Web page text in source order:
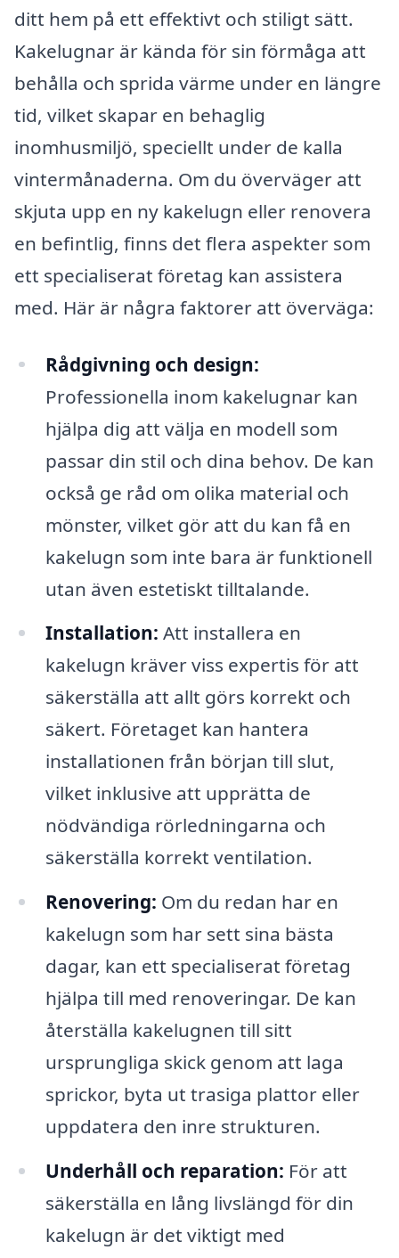
ditt hem på ett effektivt och stiligt sätt.
Kakelugnar är kända för sin förmåga att
behålla och sprida värme under en längre
tid, vilket skapar en behaglig
inomhusmiljö, speciellt under de kalla
vintermånaderna. Om du överväger att
skjuta upp en ny kakelugn eller renovera
en befintlig, finns det flera aspekter som
ett specialiserat företag kan assistera
med. Här är några faktorer att överväga:
Rådgivning och design:
Professionella inom kakelugnar kan
hjälpa dig att välja en modell som
passar din stil och dina behov. De kan
också ge råd om olika material och
mönster, vilket gör att du kan få en
kakelugn som inte bara är funktionell
utan även estetiskt tilltalande.
Installation: Att installera en
kakelugn kräver viss expertis för att
säkerställa att allt görs korrekt och
säkert. Företaget kan hantera
installationen från början till slut,
vilket inklusive att upprätta de
nödvändiga rörledningarna och
säkerställa korrekt ventilation.
Renovering: Om du redan har en
kakelugn som har sett sina bästa
dagar, kan ett specialiserat företag
hjälpa till med renoveringar. De kan
återställa kakelugnen till sitt
ursprungliga skick genom att laga
sprickor, byta ut trasiga plattor eller
uppdatera den inre strukturen.
Underhåll och reparation: För att
säkerställa en lång livslängd för din
kakelugn är det viktigt med